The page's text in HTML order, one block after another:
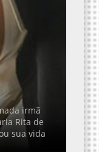
irmã
Rita de
sua vida